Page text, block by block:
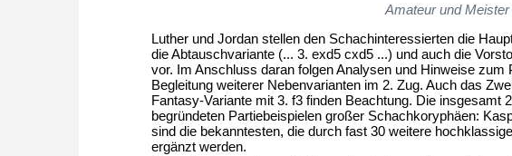
Amateur und
Luther und Jordan stellen den Schachinteressierten die
die Abtauschvariante (... 3. exd5 cxd5 ...) und auch die
vor. Im Anschluss daran folgen Analysen und Hinweise
Begleitung weiterer Nebenvarianten im 2. Zug. Auch das
Fantasy-Variante mit 3. f3 finden Beachtung. Die insgesamt
begründeten Partiebeispielen großer Schachkoryphäen:
sind die bekanntesten, die durch fast 30 weitere
ergänzt werden.